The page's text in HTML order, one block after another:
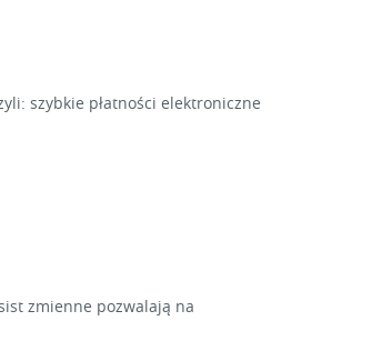
szybkie płatności elektroniczne
zmienne pozwalają na